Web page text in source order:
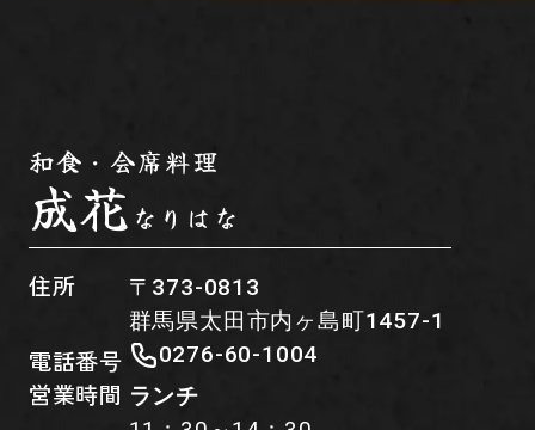
和食・会席料理
成花 なりはな
住所
〒373-0813
群馬県太田市内ヶ島町1457-1
電話番号 0276-60-1004
営業時間 ランチ